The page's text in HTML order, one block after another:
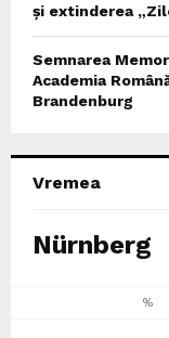
și extinderea
Semnarea
Academia
Brandenburg
Vremea
Nürnberg
%